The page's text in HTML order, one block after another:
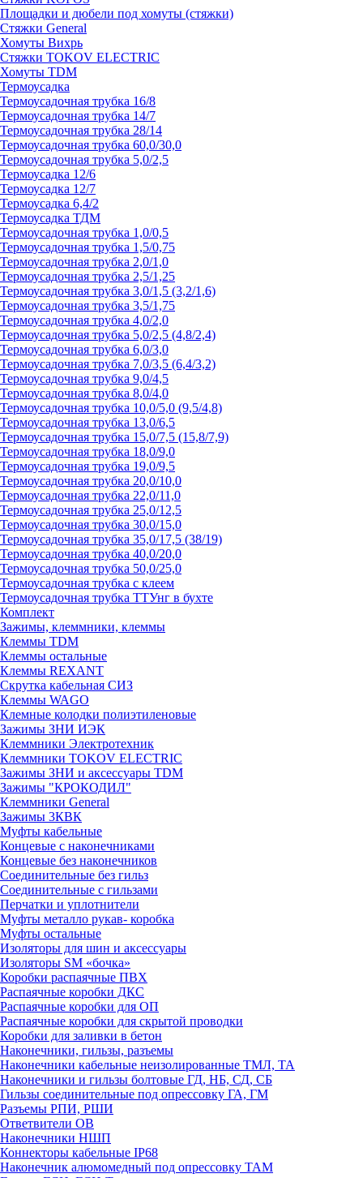
Площадки и дюбели под хомуты (стяжки)
Стяжки General
Хомуты Вихрь
Стяжки TOKOV ELECTRIC
Хомуты TDM
Термоусадка
Термоусадочная трубка 16/8
Термоусадочная трубка 14/7
Термоусадочная трубка 28/14
Термоусадочная трубка 60,0/30,0
Термоусадочная трубка 5,0/2,5
Термоусадка 12/6
Термоусадка 12/7
Термоусадка 6,4/2
Термоусадка ТДМ
Термоусадочная трубка 1,0/0,5
Термоусадочная трубка 1,5/0,75
Термоусадочная трубка 2,0/1,0
Термоусадочная трубка 2,5/1,25
Термоусадочная трубка 3,0/1,5 (3,2/1,6)
Термоусадочная трубка 3,5/1,75
Термоусадочная трубка 4,0/2,0
Термоусадочная трубка 5,0/2,5 (4,8/2,4)
Термоусадочная трубка 6,0/3,0
Термоусадочная трубка 7,0/3,5 (6,4/3,2)
Термоусадочная трубка 9,0/4,5
Термоусадочная трубка 8,0/4,0
Термоусадочная трубка 10,0/5,0 (9,5/4,8)
Термоусадочная трубка 13,0/6,5
Термоусадочная трубка 15,0/7,5 (15,8/7,9)
Термоусадочная трубка 18,0/9,0
Термоусадочная трубка 19,0/9,5
Термоусадочная трубка 20,0/10,0
Термоусадочная трубка 22,0/11,0
Термоусадочная трубка 25,0/12,5
Термоусадочная трубка 30,0/15,0
Термоусадочная трубка 35,0/17,5 (38/19)
Термоусадочная трубка 40,0/20,0
Термоусадочная трубка 50,0/25,0
Термоусадочная трубка с клеем
Термоусадочная трубка ТТУнг в бухте
Комплект
Зажимы, клеммники, клеммы
Клеммы TDM
Клеммы остальные
Клеммы REXANT
Скрутка кабельная СИЗ
Клеммы WAGO
Клемные колодки полиэтиленовые
Зажимы ЗНИ ИЭК
Клеммники Электротехник
Клеммники TOKOV ELECTRIC
Зажимы ЗНИ и аксессуары TDM
Зажимы "КРОКОДИЛ"
Клеммники General
Зажимы 3КВК
Муфты кабельные
Концевые с наконечниками
Концевые без наконечников
Соединительные без гильз
Соединительные с гильзами
Перчатки и уплотнители
Муфты металло рукав- коробка
Муфты остальные
Изоляторы для шин и аксессуары
Изоляторы SM «бочка»
Коробки распаячные ПВХ
Распаячные коробки ДКС
Распаячные коробки для ОП
Распаячные коробки для скрытой проводки
Коробки для заливки в бетон
Наконечники, гильзы, разъемы
Наконечники кабельные неизолированные ТМЛ, ТА
Наконечники и гильзы болтовые ГД, НБ, СД, СБ
Гильзы соединительные под опрессовку ГА, ГМ
Разъемы РПИ, РШИ
Ответвители ОВ
Наконечники НШП
Коннекторы кабельные IP68
Наконечник алюмомедный под опрессовку ТАМ